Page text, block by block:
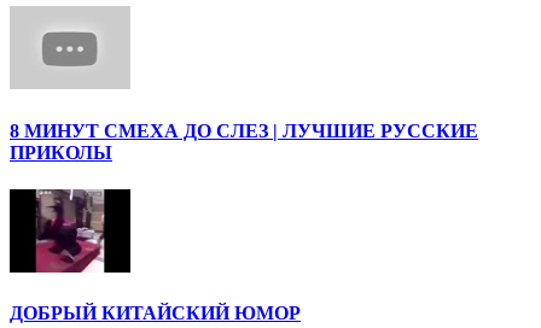
8 МИНУТ СМЕХА ДО СЛЕЗ | ЛУЧШИЕ РУССКИЕ
ПРИКОЛЫ
ДОБРЫЙ КИТАЙСКИЙ ЮМОР